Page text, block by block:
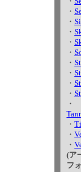
・
・
・
・
・
・
・
・
・
・
・
・
・
(ア
フ